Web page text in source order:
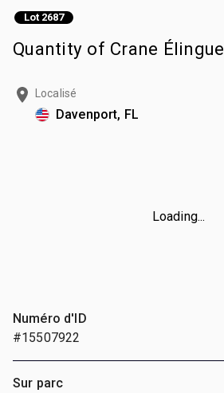
Lot 2687
Quantity of Crane Élingue
Localisé
Davenport, FL
Loading...
Numéro d'ID
#15507922
Sur parc